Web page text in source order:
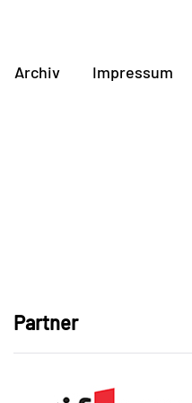
Archiv Impressum
Partner